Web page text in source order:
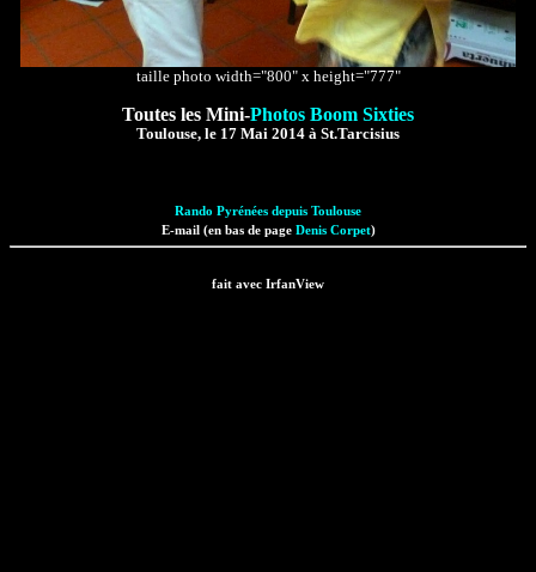
taille photo width="800" x height="777"
Toutes les Mini-Photos Boom Sixties
Toulouse, le 17 Mai 2014 à St.Tarcisius
Rando Pyrénées depuis Toulouse
E-mail (en bas de page Denis Corpet)
fait avec IrfanView